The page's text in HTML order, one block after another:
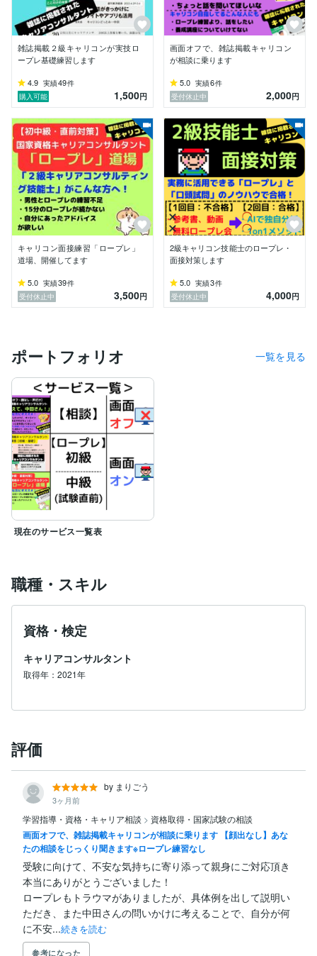
【テレビ・雑誌等のメディア出演（恥ずかしいです
が…）】
直近では「週刊東洋経済（2023年4月24日発売）」に出
させていただきました。
でも、逆境に真っ向から挑むタイプではなく自暴自棄に
なったり逃げたりもします。その痛みを伴いながら逆境
を乗り越えて現在があります。
この自らが多く傷ついた経験こそが、他の人の痛みに共
感できるようになったように思います。
そこが他のキャリアコンサルタントの方とはかなり違う
点のように感じます。
【キャリアコンサルタントになった経緯】
数年前、キャリア面でもライフ面でもどん底な状況に遭
遇しました。
その時、誰にも相談できずに、人生途方に暮れて。
でも、家族もいましたし、ローンもあり。
を避けることはできず、そういった壮絶な期間を経て、
セカンドキャリア、セカンドライフに向けて、ようやく
く畑違いの国家資格「キャリアコンサルタント」の勉強
を通して自らのキャリアの再構築し、結果的にキャリア
コンサルタント試験にも合格ができました。
その後、２級キャリアコンサルティング技能士を取得し
ていますので、「キャリコン合格して副業はじめまし
た」的な方とは違って、「将来２級も視野に入れたい
な」という方へベースちなるノウハウを初期の段階から
ご提供できる点も割と講評です。
とまぁ、そういう背景があるので、
・一流のキャリコンに話を聞いてもらいたい！
・デキるビジネスマンに相談したい！
といった方には合わない場合もあるかもしれません。
・つらい毎日だけど一歩前に踏み出したいなぁ…
・せっかくだから、２級技能士に通じるスキルを伝授し
てほしいなぁ…
といった方には相性が良いように思います。
【ココナラのサービス】
当時のボクのように悩んでいても誰にも相談できない人
気になる方はお気軽にお声かけください。
どうぞ、よろしくお願いします。
雑誌掲載２級キャリコンが実技ロ
ープレ基礎練習します
4.9 実績49件
購入可能
1,500円
画面オフで、雑誌掲載キャリコン
が相談に乗ります
5.0 実績6件
受付休止中
2,000円
キャリコン面接練習「ロープレ」
道場、開催してます
5.0 実績39件
受付休止中
3,500円
2級キャリコン技能士のロープレ・
面接対策します
5.0 実績3件
受付休止中
4,000円
ポートフォリオ 一覧を見る
現在のサービス一覧表
職種・スキル
資格・検定
キャリアコンサルタント
取得年：2021年
評価
by まりごう
3ヶ月前
学習指導・資格・キャリア相談 > 資格取得・国家試験の相談
画面オフで、雑誌掲載キャリコンが相談に乗ります 【顔出なし】あな
たの相談をじっくり聞きます※ロープレ練習なし
受験に向けて、不安な気持ちに寄り添って親身にご対応頂き
本当にありがとうございました！
ロープレもトラウマがありましたが、具体例を出して説明い
ただき、また中田さんの問いかけに考えることで、自分が何
に不安...続きを読む
参考になった